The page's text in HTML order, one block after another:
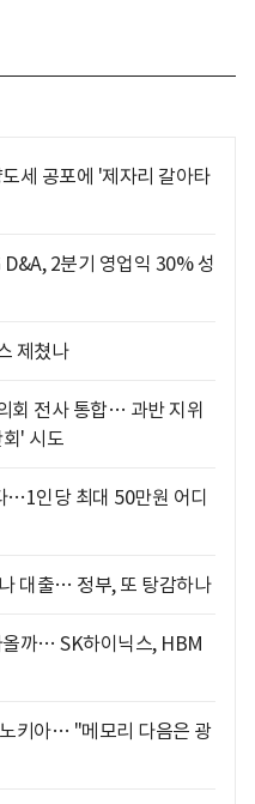
세 공포에 '제자리 갈아타
2분기 영업익 30% 성
제쳤나
회 전사 통합… 과반 지위
' 시도
…1인당 최대 50만원 어디
대출… 정부, 또 탕감하나
까… SK하이닉스, HBM
키아… "메모리 다음은 광